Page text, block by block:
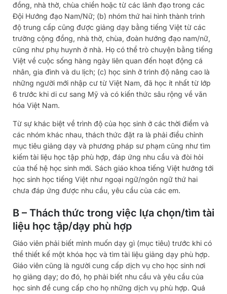
đồng, nhà thờ, chùa chiền hoặc từ các lãnh đạo trong các
Đội Hướng đạo Nam/Nữ; (b) nhóm thứ hai hình thành trình
độ trung cấp cũng được giảng dạy bằng tiếng Việt từ các
trường cộng đồng, nhà thờ, chùa, đoàn hướng đạo nam/nữ,
cũng như phụ huynh ở nhà. Họ có thể trò chuyện bằng tiếng
Việt về cuộc sống hàng ngày liên quan đến hoạt động cá
nhân, gia đình và du lịch; (c) học sinh ở trình độ nâng cao là
những người mới nhập cư từ Việt Nam, đã học ít nhất từ ​​lớp
6 trước khi di cư sang Mỹ và có kiến ​​thức sâu rộng về văn
hóa Việt Nam.
Từ sự khác biệt về trình độ của học sinh ở các thời điểm và
các nhóm khác nhau, thách thức đặt ra là phải điều chỉnh
mục tiêu giảng dạy và phương pháp sư phạm cũng như tìm
kiếm tài liệu học tập phù hợp, đáp ứng nhu cầu và đòi hỏi
của thế hệ học sinh mới. Sách giáo khoa tiếng Việt hướng tới
học sinh học tiếng Việt như ngoại ngữ/ngôn ngữ thứ hai
chưa đáp ứng được nhu cầu, yêu cầu của các em.
B – Thách thức trong việc lựa chọn/tìm tài
liệu học tập/dạy phù hợp
Giáo viên phải biết mình muốn dạy gì (mục tiêu) trước khi có
thể thiết kế một khóa học và tìm tài liệu giảng dạy phù hợp.
Giáo viên cũng là người cung cấp dịch vụ cho học sinh nơi
họ giảng dạy; do đó, họ phải biết nhu cầu và yêu cầu của
học sinh để cung cấp cho họ những dịch vụ phù hợp. Quá